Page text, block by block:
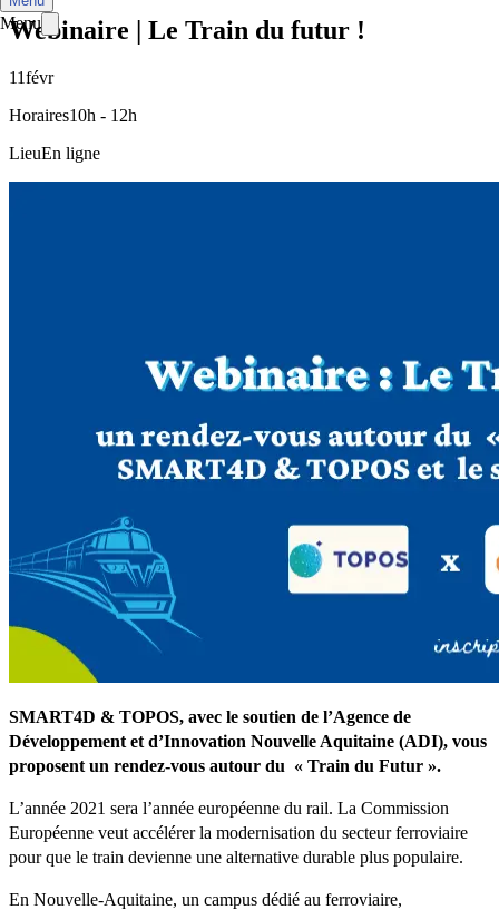
Menu
Webinaire | Le Train du futur !
11févr
Horaires10h - 12h
LieuEn ligne
SMART4D & TOPOS, avec le soutien de l’Agence de
Développement et d’Innovation Nouvelle Aquitaine (ADI), vous
proposent un rendez-vous autour du « Train du Futur ».
L’année 2021 sera l’année européenne du rail. La Commission
Européenne veut accélérer la modernisation du secteur ferroviaire
pour que le train devienne une alternative durable plus populaire.
En Nouvelle-Aquitaine, un campus dédié au ferroviaire,